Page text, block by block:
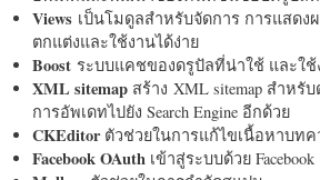
Views เป็นโมดูลสำหรับจัดการ การแสดง
ตกแต่งและใช้งานได้ง่าย
Boost ระบบแคชของดรูปัลที่น่าใช้ และใช้
XML sitemap สร้าง XML sitemap สำหรั
การอัพเดทไปยัง Search Engine อีกด้วย
CKEditorตัวช่วยในการแก้ไขเนื้อหาบทค
Facebook OAuth เข้าสู่ระบบด้วย Facebook